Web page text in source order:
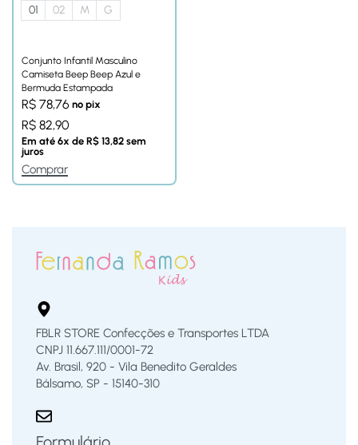
01 02 M G
Conjunto Infantil Masculino
Camiseta Beep Beep Azul e
Bermuda Estampada
R$ 78,76 no pix
R$ 82,90
Em até 6x de R$ 13,82 sem
juros
Comprar
FBLR STORE Confecções e Transportes LTDA
CNPJ 11.667.111/0001-72
Av. Brasil, 920 - Vila Benedito Geraldes
Bálsamo, SP - 15140-310